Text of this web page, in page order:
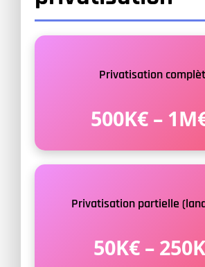
Privatisation
500K€ –
Privatisation partielle
50K€ –